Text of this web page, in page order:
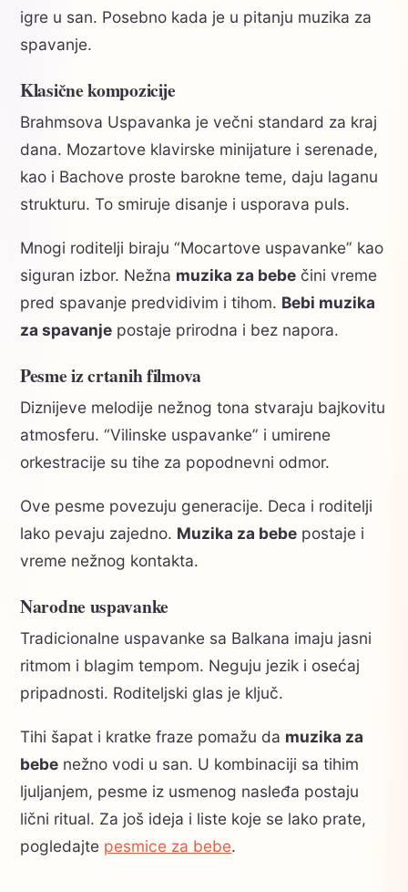
igre u san. Posebno kada je u pitanju muzika za
spavanje.
Klasične kompozicije
Brahmsova Uspavanka je večni standard za kraj
dana. Mozartove klavirske minijature i serenade,
kao i Bachove proste barokne teme, daju laganu
strukturu. To smiruje disanje i usporava puls.
Mnogi roditelji biraju “Mocartove uspavanke” kao
siguran izbor. Nežna muzika za bebe čini vreme
pred spavanje predvidivim i tihom. Bebi muzika
za spavanje postaje prirodna i bez napora.
Pesme iz crtanih filmova
Diznijeve melodije nežnog tona stvaraju bajkovitu
atmosferu. “Vilinske uspavanke” i umirene
orkestracije su tihe za popodnevni odmor.
Ove pesme povezuju generacije. Deca i roditelji
lako pevaju zajedno. Muzika za bebe postaje i
vreme nežnog kontakta.
Narodne uspavanke
Tradicionalne uspavanke sa Balkana imaju jasni
ritmom i blagim tempom. Neguju jezik i osećaj
pripadnosti. Roditeljski glas je ključ.
Tihi šapat i kratke fraze pomažu da muzika za
bebe nežno vodi u san. U kombinaciji sa tihim
ljuljanjem, pesme iz usmenog nasleđa postaju
lični ritual. Za još ideja i liste koje se lako prate,
pogledajte pesmice za bebe.